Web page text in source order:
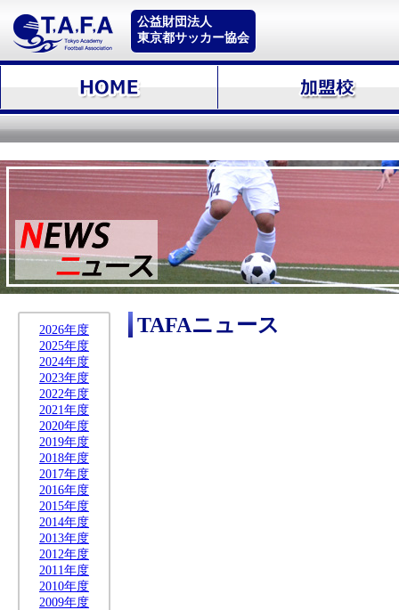
公益財団法人
東京都サッカー協会
2026年度
2025年度
2024年度
2023年度
2022年度
2021年度
2020年度
2019年度
2018年度
2017年度
2016年度
2015年度
2014年度
2013年度
2012年度
2011年度
2010年度
2009年度
TAFAニュース